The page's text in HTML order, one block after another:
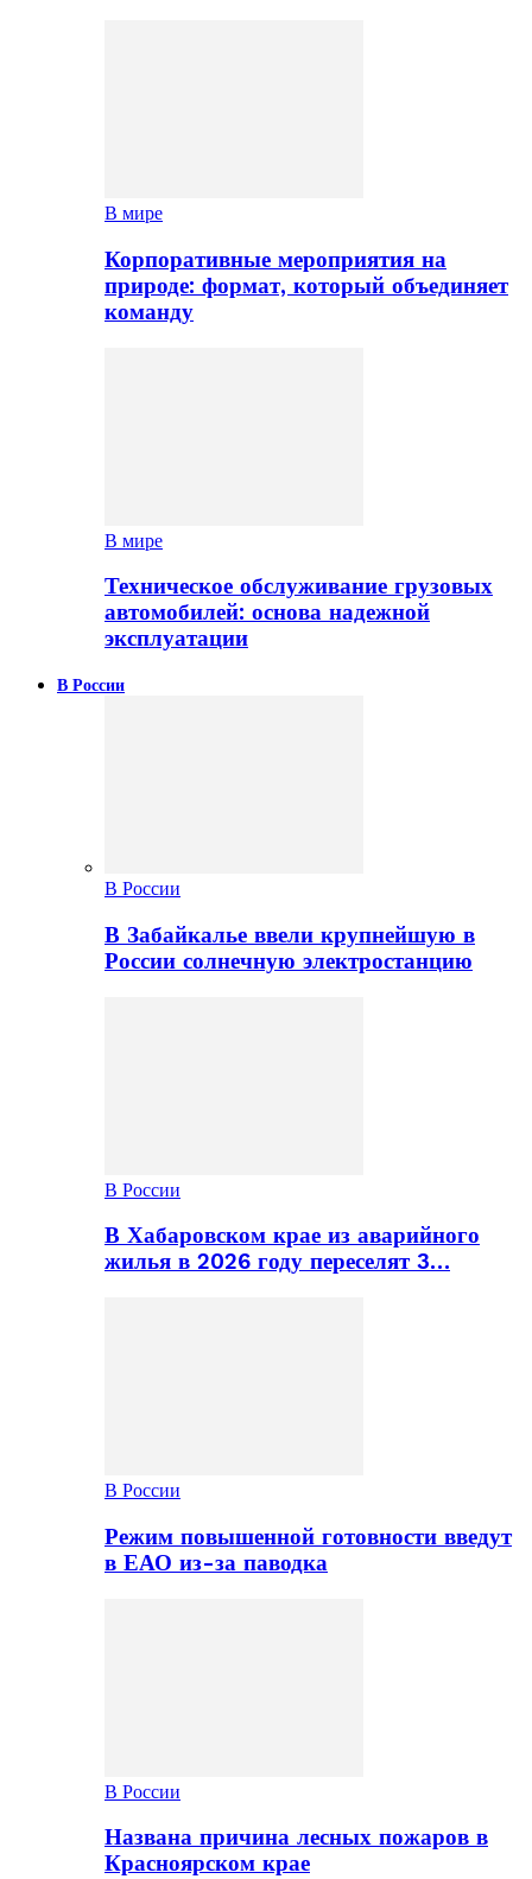
В мире
Корпоративные мероприятия на
природе: формат, который объединяет
команду
В мире
Техническое обслуживание грузовых
автомобилей: основа надежной
эксплуатации
В России
В России
В Забайкалье ввели крупнейшую в
России солнечную электростанцию
В России
В Хабаровском крае из аварийного
жилья в 2026 году переселят 3…
В России
Режим повышенной готовности введут
в ЕАО из-за паводка
В России
Названа причина лесных пожаров в
Красноярском крае